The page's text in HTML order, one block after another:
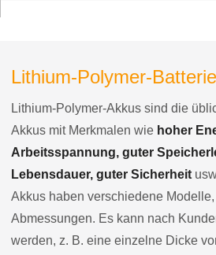
Lithium-Polymer-
Lithium-Polymer-Akkus sind die
Akkus mit Merkmalen wie hoher
Arbeitsspannung, guter
Lebensdauer, guter Sicherheit
Akkus haben verschiedene
Abmessungen. Es kann nach
werden, z. B. eine einzelne Dicke